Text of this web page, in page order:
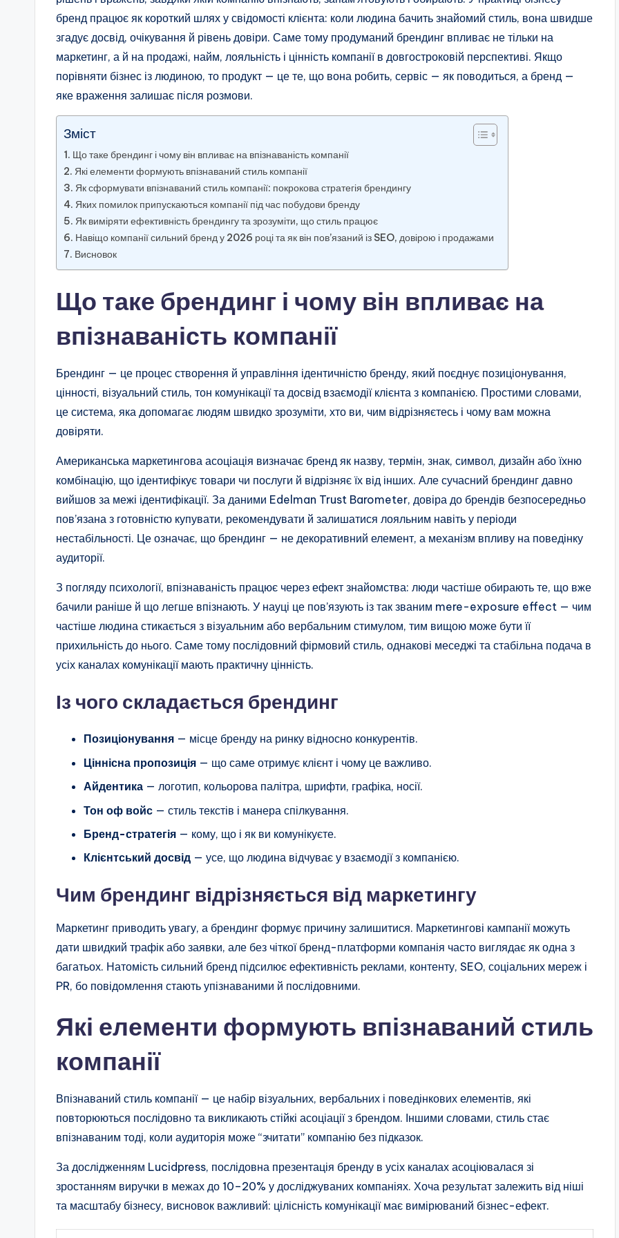
бренд працює як короткий шлях у свідомості клієнта: коли людина бачить знайомий стиль, вона швидше
згадує досвід, очікування й рівень довіри. Саме тому продуманий брендинг впливає не тільки на
маркетинг, а й на продажі, найм, лояльність і цінність компанії в довгостроковій перспективі. Якщо
порівняти бізнес із людиною, то продукт — це те, що вона робить, сервіс — як поводиться, а бренд —
яке враження залишає після розмови.
Зміст
Що таке брендинг і чому він впливає на впізнаваність компанії
Які елементи формують впізнаваний стиль компанії
Як сформувати впізнаваний стиль компанії: покрокова стратегія брендингу
Яких помилок припускаються компанії під час побудови бренду
Як виміряти ефективність брендингу та зрозуміти, що стиль працює
Навіщо компанії сильний бренд у 2026 році та як він пов’язаний із SEO, довірою і продажами
Висновок
Що таке брендинг і чому він впливає на
впізнаваність компанії
Брендинг — це процес створення й управління ідентичністю бренду, який поєднує позиціонування,
цінності, візуальний стиль, тон комунікації та досвід взаємодії клієнта з компанією. Простими словами,
це система, яка допомагає людям швидко зрозуміти, хто ви, чим відрізняєтесь і чому вам можна
довіряти.
Американська маркетингова асоціація визначає бренд як назву, термін, знак, символ, дизайн або їхню
комбінацію, що ідентифікує товари чи послуги й відрізняє їх від інших. Але сучасний брендинг давно
вийшов за межі ідентифікації. За даними Edelman Trust Barometer, довіра до брендів безпосередньо
пов’язана з готовністю купувати, рекомендувати й залишатися лояльним навіть у періоди
нестабільності. Це означає, що брендинг — не декоративний елемент, а механізм впливу на поведінку
аудиторії.
З погляду психології, впізнаваність працює через ефект знайомства: люди частіше обирають те, що вже
бачили раніше й що легше впізнають. У науці це пов’язують із так званим mere-exposure effect — чим
частіше людина стикається з візуальним або вербальним стимулом, тим вищою може бути її
прихильність до нього. Саме тому послідовний фірмовий стиль, однакові меседжі та стабільна подача в
усіх каналах комунікації мають практичну цінність.
Із чого складається брендинг
Позиціонування — місце бренду на ринку відносно конкурентів.
Ціннісна пропозиція — що саме отримує клієнт і чому це важливо.
Айдентика — логотип, кольорова палітра, шрифти, графіка, носії.
Тон оф войс — стиль текстів і манера спілкування.
Бренд-стратегія — кому, що і як ви комунікуєте.
Клієнтський досвід — усе, що людина відчуває у взаємодії з компанією.
Чим брендинг відрізняється від маркетингу
Маркетинг приводить увагу, а брендинг формує причину залишитися. Маркетингові кампанії можуть
дати швидкий трафік або заявки, але без чіткої бренд-платформи компанія часто виглядає як одна з
багатьох. Натомість сильний бренд підсилює ефективність реклами, контенту, SEO, соціальних мереж і
PR, бо повідомлення стають упізнаваними й послідовними.
Які елементи формують впізнаваний стиль
компанії
Впізнаваний стиль компанії — це набір візуальних, вербальних і поведінкових елементів, які
повторюються послідовно та викликають стійкі асоціації з брендом. Іншими словами, стиль стає
впізнаваним тоді, коли аудиторія може “зчитати” компанію без підказок.
За дослідженням Lucidpress, послідовна презентація бренду в усіх каналах асоціювалася зі
зростанням виручки в межах до 10–20% у досліджуваних компаніях. Хоча результат залежить від ніші
та масштабу бізнесу, висновок важливий: цілісність комунікації має вимірюваний бізнес-ефект.